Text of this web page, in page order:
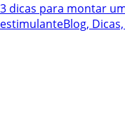
3 dicas para montar
estimulanteBlog,